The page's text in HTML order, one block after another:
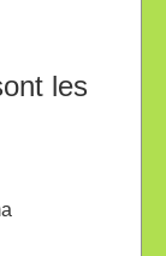
les